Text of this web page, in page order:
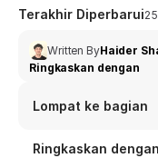
Terakhir Diperbarui
Written ByHaider
Ringkaskan dengan
Lompat ke bagian
Ringkaskan dengan